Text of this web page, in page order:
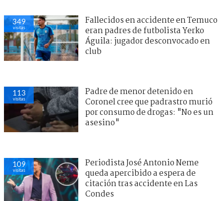
349
visitas
Fallecidos en accidente en Temuco
eran padres de futbolista Yerko
Águila: jugador desconvocado en
club
113
visitas
Padre de menor detenido en
Coronel cree que padrastro murió
por consumo de drogas: "No es un
asesino"
109
visitas
Periodista José Antonio Neme
queda apercibido a espera de
citación tras accidente en Las
Condes